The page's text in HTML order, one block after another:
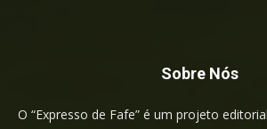
Sobre Nós
O “Expresso de Fafe” é um projeto